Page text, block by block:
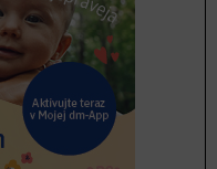
cieľ.
Ako chcete byť
tretí:
svojho